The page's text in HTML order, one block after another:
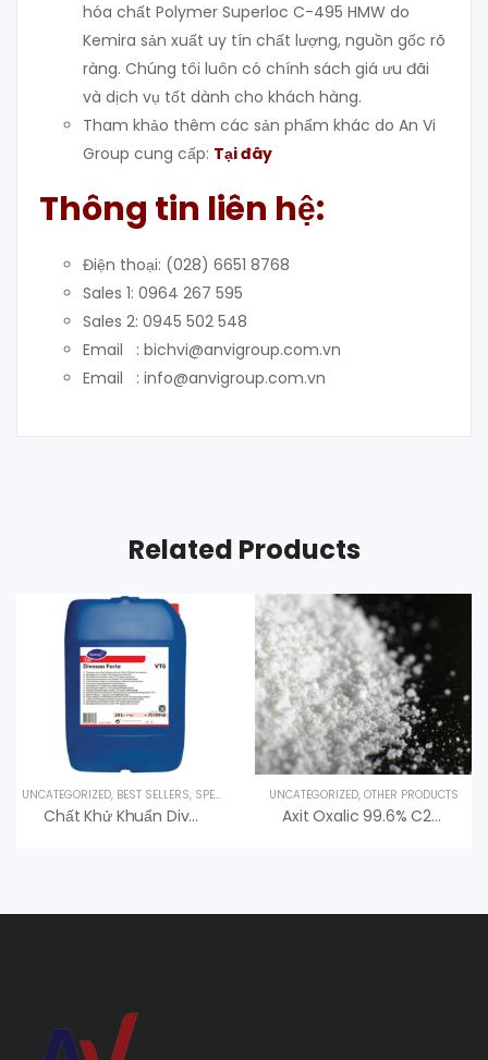
hóa chất Polymer Superloc C-495 HMW do
Kemira sản xuất uy tín chất lượng, nguồn gốc rõ
ràng. Chúng tôi luôn có chính sách giá ưu đãi
và dịch vụ tốt dành cho khách hàng.
Tham khảo thêm các sản phẩm khác do An Vi
Group cung cấp: Tại đây
Thông tin liên hệ:
Điện thoại: (028) 6651 8768
Sales 1: 0964 267 595
Sales 2: 0945 502 548
Email : bichvi@anvigroup.com.vn
Email : info@anvigroup.com.vn
Related Products
UNCATEGORIZED, BEST SELLERS, SPECIALTY PRODUCTS ,UV LAMPS
Chất Khử Khuẩn Divosan HS 35 Thương Hiệu Diversey, Thái Lan
UNCATEGORIZED, OTHER PRODUCTS
Axit Oxalic 99.6% C2H2O4.2H2O